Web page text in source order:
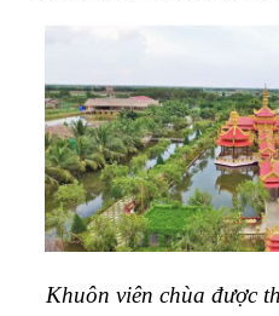
Khuôn viên chùa được